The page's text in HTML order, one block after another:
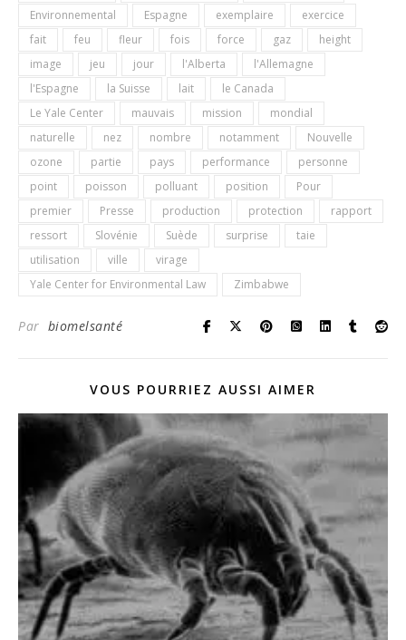
Environnemental
Espagne exemplaire
exercice
fait
feu fleur fois force gaz
height
image
jeu jour l'Alberta
l'Allemagne
l'Espagne
la Suisse lait
le Canada
Le Yale Center
mauvais mission
mondial
naturelle
nez nombre notamment
Nouvelle
ozone
partie pays performance
personne
point
poisson polluant position
Pour
premier
Presse production protection
rapport
ressort
Slovénie Suède surprise
taie
utilisation
ville
virage
Yale Center for Environmental Law
Zimbabwe
Par biomelsanté
VOUS POURRIEZ AUSSI AIMER